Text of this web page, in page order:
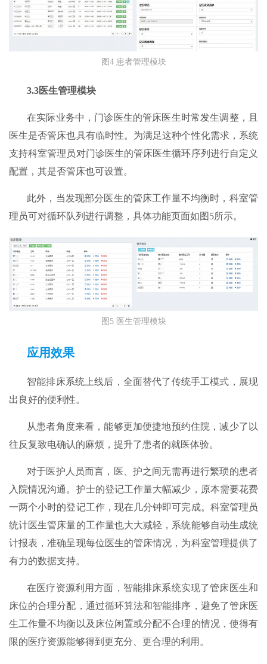
图4 患者管理模块
3.3医生管理模块
在实际业务中，门诊医生的管床医生时常发生调整，且
医生是否管床也具有临时性。为满足这种个性化需求，系统
支持科室管理员对门诊医生的管床医生循环序列进行自定义
配置，其是否管床也可设置。
此外，当发现部分医生的管床工作量不均衡时，科室管
理员可对循环队列进行调整，具体功能页面如图5所示。
图5 医生管理模块
应用效果
智能排床系统上线后，全面替代了传统手工模式，展现
出良好的便利性。
从患者角度来看，能够更加便捷地预约住院，减少了以
往反复致电确认的麻烦，提升了患者的就医体验。
对于医护人员而言，医、护之间无需再进行繁琐的患者
入院情况沟通。护士的登记工作量大幅减少，原本需要花费
一两个小时的登记工作，现在几分钟即可完成。科室管理员
统计医生管床量的工作量也大大减轻，系统能够自动生成统
计报表，准确呈现每位医生的管床情况，为科室管理提供了
有力的数据支持。
在医疗资源利用方面，智能排床系统实现了管床医生和
床位的合理分配，通过循环算法和智能排序，避免了管床医
生工作量不均衡以及床位闲置或分配不合理的情况，使得有
限的医疗资源能够得到更充分、更合理的利用。